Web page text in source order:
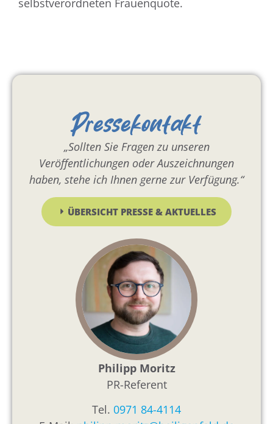
Pressekontakt
„Sollten Sie Fragen zu unseren
Veröffentlichungen oder Auszeichnungen
haben, stehe ich Ihnen gerne zur Verfügung.“
ÜBERSICHT PRESSE & AKTUELLES
Philipp Moritz
PR-Referent
Tel. 0971 84-4114